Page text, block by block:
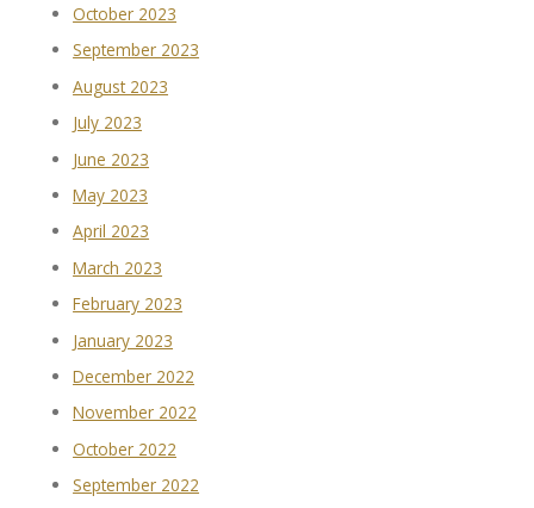
October 2023
September 2023
August 2023
July 2023
June 2023
May 2023
April 2023
March 2023
February 2023
January 2023
December 2022
November 2022
October 2022
September 2022